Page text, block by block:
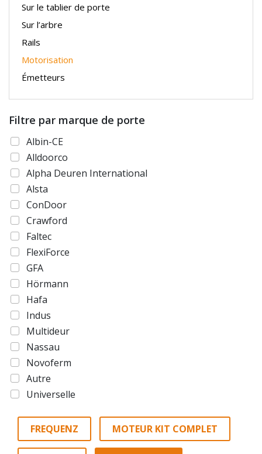
Sur le tablier de porte
Sur l’arbre
Rails
Motorisation
Émetteurs
Filtre par marque de porte
Albin-CE
Alldoorco
Alpha Deuren International
Alsta
ConDoor
Crawford
Faltec
FlexiForce
GFA
Hörmann
Hafa
Indus
Multideur
Nassau
Novoferm
Autre
Universelle
FREQUENZ MOTEUR KIT COMPLET